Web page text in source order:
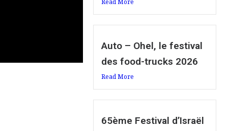
Read More
Auto – Ohel, le festival
des food-trucks 2026
Read More
65ème Festival d’Israël